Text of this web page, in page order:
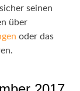
seinen
über
oder das